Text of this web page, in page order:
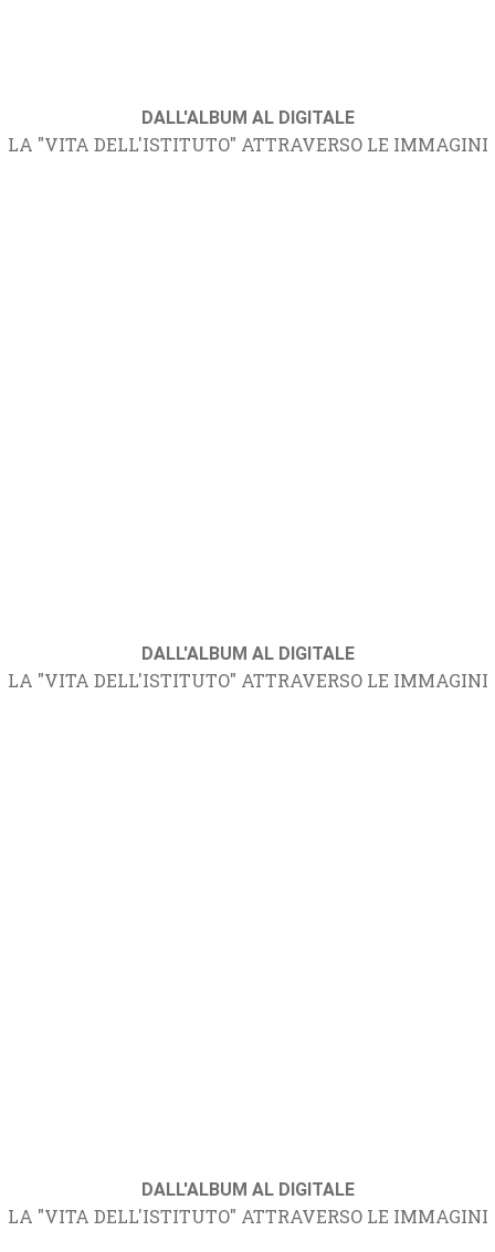
DALL'ALBUM AL DIGITALE
LA "VITA DELL'ISTITUTO" ATTRAVERSO LE IMMAGINI
DALL'ALBUM AL DIGITALE
LA "VITA DELL'ISTITUTO" ATTRAVERSO LE IMMAGINI
DALL'ALBUM AL DIGITALE
LA "VITA DELL'ISTITUTO" ATTRAVERSO LE IMMAGINI